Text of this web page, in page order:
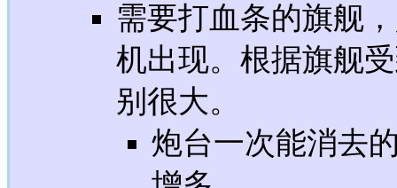
需要打血条的旗舰
机出现。根据旗舰
别很大。
炮台一次能消去